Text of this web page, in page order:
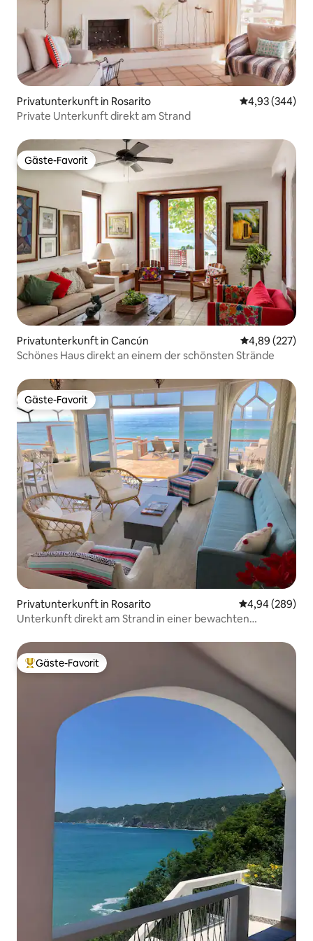
Privatunterkunft in Rosarito
4,93 (344)
Private Unterkunft direkt am Strand
Gäste-Favorit
Gäste-Favorit
Privatunterkunft in Cancún
4,89 (227)
Schönes Haus direkt an einem der schönsten Strände
Gäste-Favorit
Gäste-Favorit
Privatunterkunft in Rosarito
4,94 (289)
Unterkunft direkt am Strand in einer bewachten
Beliebter Gäste-Favorit.
Gäste-Favorit